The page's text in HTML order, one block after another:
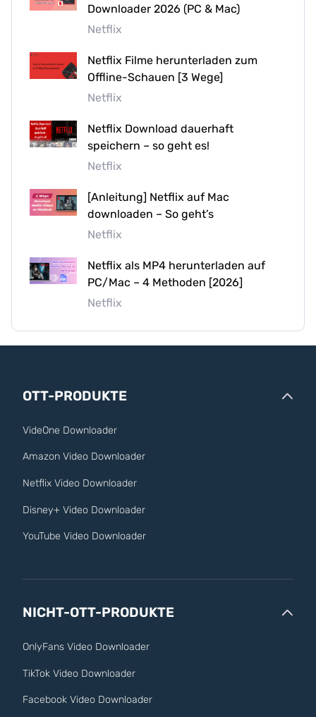
Downloader 2026 (PC & Mac)
Netflix
Netflix Filme herunterladen zum
Offline-Schauen [3 Wege]
Netflix
Netflix Download dauerhaft
speichern – so geht es!
Netflix
[Anleitung] Netflix auf Mac
downloaden – So geht’s
Netflix
Netflix als MP4 herunterladen auf
PC/Mac – 4 Methoden [2026]
Netflix
OTT-PRODUKTE
VideOne Downloader
Amazon Video Downloader
Netflix Video Downloader
Disney+ Video Downloader
YouTube Video Downloader
NICHT-OTT-PRODUKTE
OnlyFans Video Downloader
TikTok Video Downloader
Facebook Video Downloader